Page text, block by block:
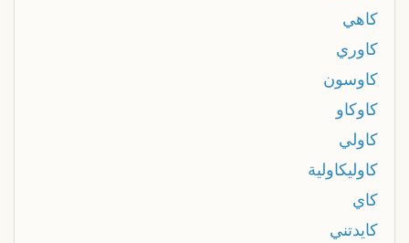
كاهي
كاوري
كاوسون
كاوكاو
كاولي
كاوليكاولية
كاي
كايدتني